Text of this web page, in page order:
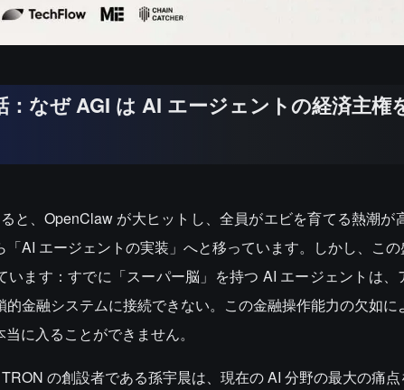
：なぜ AGI は AI エージェントの経済主権
と、OpenClaw が大ヒットし、全員がエビを育てる熱潮が
「AI エージェントの実装」へと移っています。しかし、こ
います：すでに「スーパー脳」を持つ AI エージェントは
金融システムに接続できない。この金融操作能力の欠如
に入ることができません。
の創設者である孫宇晨は、現在の AI 分野の最大の痛